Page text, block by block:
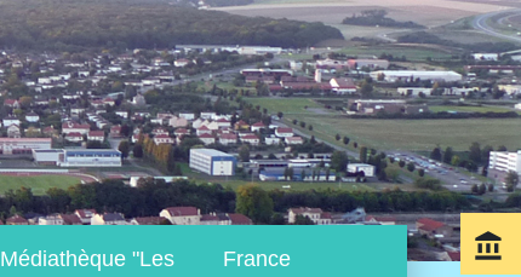
Médiathèque "Les
France
account_balance